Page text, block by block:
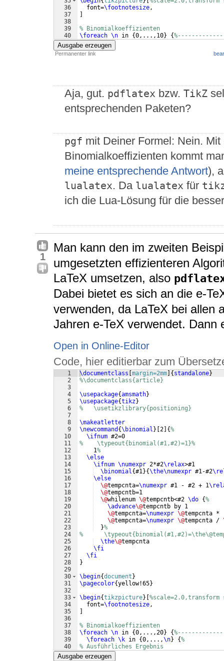
36
37
38
39
40
41
  font=
\footnotesize ,
]
% Binomialkoeffizienten
\foreach \n in {0,...,10} {
\foreach
Ausgabe erzeugen
Permanenter link
Aja, gut. pdflatex bzw. TikZ
entsprechenden Paketen?
pgf mit Deiner Formel: Nein.
Binomialkoeffizienten kommt
meine entsprechende Antwort),
lualatex. Da lualatex für
ich die Lua-Lösung für die
1
Man kann den im zweiten
umgesetzten effizienteren
LaTeX umsetzen, also
Dabei bietet es sich an die e-
verwenden, da LaTeX bei allen
Jahren e-TeX verwendet. Dann
Open in Online-Editor
Code, hier editierbar zum
1
2
3
4
5
6
7
8
9
10
11
12
13
14
15
16
17
18
19
20
21
22
23
24
25
26
27
28
29
30
31
32
33
34
35
36
37
38
39
40
41
\documentclass margin=2mm { standalone}
%\documentclass{article}
\usepackage{amsmath}
\usepackage{tikz}
%   \usetikzlibrary{positioning}
\makeatletter
\newcommand {\binomial } 2 {%
\ifnum #2=0
%    \typeout{binomial(#1,#2)=1}%
    1
%
\else
\ifnum \numexpr 2*#2\relax>#1
\binomial{#1}{\the\numexpr #1-#2
\else
\@tempcnta=\numexpr #1 - #2 + 1
\@tempcntb=1
\@whilenum \@tempcntb<#2 \do {%
\advance\@tempcntb by 1
\@tempcnta=\numexpr \@tempcnta *
\@tempcnta=\numexpr \@tempcnta /
}%
%
\the\@tempcnta
\fi
\fi
}
\begin{document }
\pagecolor{yellow!65}
\begin{tikzpicture}
  font=
\footnotesize,
% Binomialkoeffizienten
\foreach \n in {0,...,20} {
\foreach \k in {0,...,\n} {%
% Ausführliches Ergebnis
\node[align=center
Ausgabe erzeugen